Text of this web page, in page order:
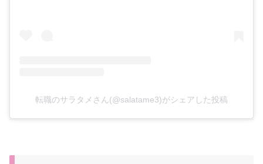
転職のサラタメさん(@salatame3)がシェアした投稿